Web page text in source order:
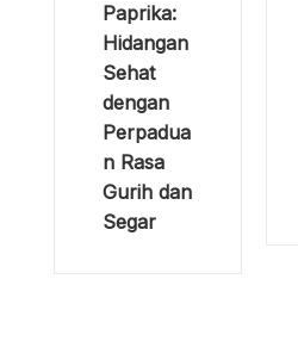
Paprika:
Hidangan
Sehat
dengan
Perpadua
n Rasa
Gurih dan
Segar